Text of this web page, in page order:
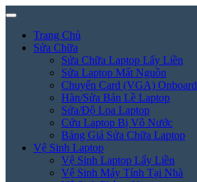
Trang Chủ
Sửa Chữa
Sửa Chữa Laptop Lấy Liền
Sửa Laptop Mất Nguồn
Chuyển Card (VGA) Onboard
Hàn/Sửa Bản Lề Laptop
Sửa/Độ Loa Laptop
Cứu Laptop Bị Vô Nước
Bảng Giá Sửa Chữa Laptop
Vệ Sinh Laptop
Vệ Sinh Laptop Lấy Liền
Vệ Sinh Máy Tính Tại Nhà